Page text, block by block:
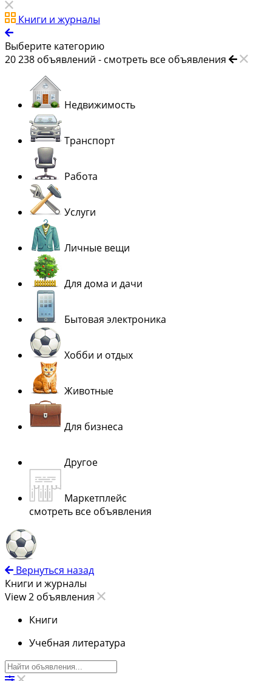
Книги и журналы
Выберите категорию
20 238 объявлений - смотреть все объявления
Недвижимость
Транспорт
Работа
Услуги
Личные вещи
Для дома и дачи
Бытовая электроника
Хобби и отдых
Животные
Для бизнеса
Другое
Маркетплейс
смотреть все объявления
Вернуться назад
Книги и журналы
View 2 объявления
Книги
Учебная литература